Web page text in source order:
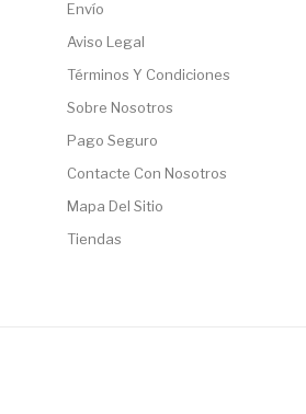
Envío
Aviso Legal
Términos Y Condiciones
Sobre Nosotros
Pago Seguro
Contacte Con Nosotros
Mapa Del Sitio
Tiendas